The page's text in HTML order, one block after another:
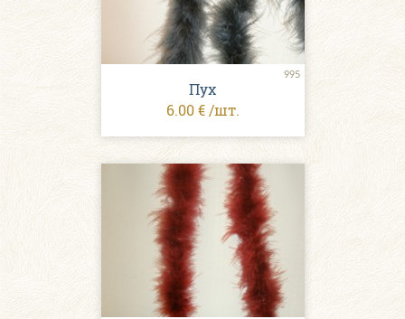
995
Пух
6.00 € /шт.